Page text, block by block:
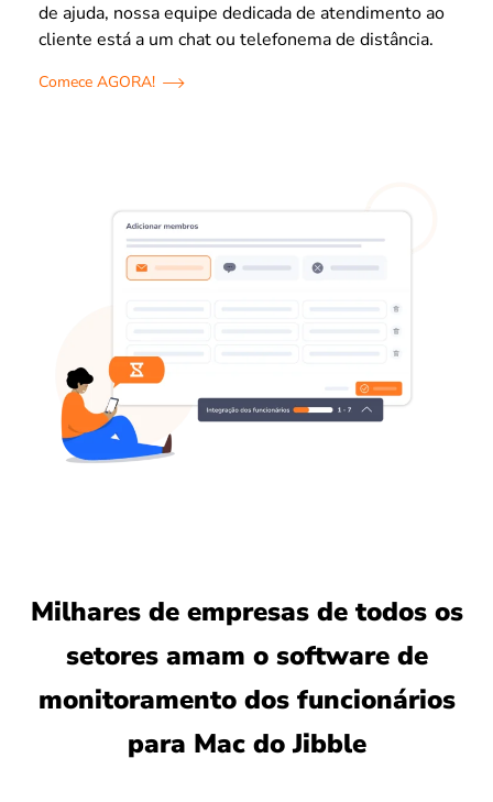
de ajuda, nossa equipe dedicada de atendimento ao
cliente está a um chat ou telefonema de distância.
Comece AGORA!
Milhares de empresas de todos os
setores amam o software de
monitoramento dos funcionários
para Mac do Jibble